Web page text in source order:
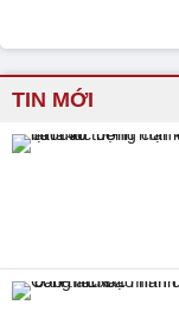
TIN MỚI